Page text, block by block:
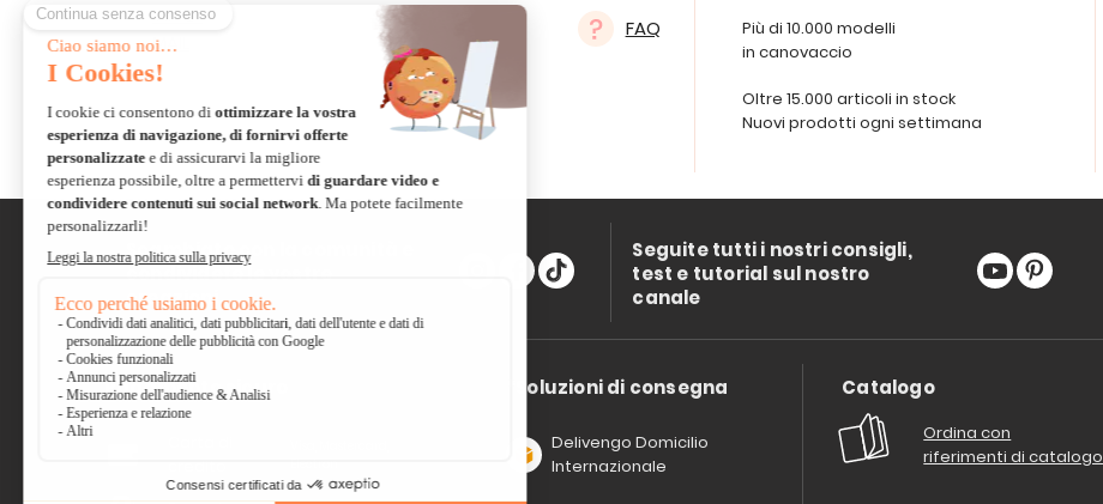
VIA E-
MAIL
FAQ
Più di 10.000 modelli
in canovaccio
Oltre 15.000 articoli in stock
Nuovi prodotti ogni settimana
Scambiate con la comunità e
condividete le vostre
creazioni
Seguite tutti i nostri consigli,
test e tutorial sul nostro
canale
Pagamento sicuro *Soluzioni di consegna
Delivengo Domicilio
Internazionale
Catalogo
Ordina con
riferimenti di catalogo